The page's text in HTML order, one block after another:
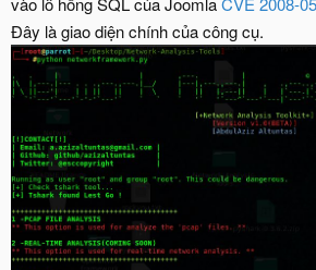
Đây là giao diện chính của công cụ.